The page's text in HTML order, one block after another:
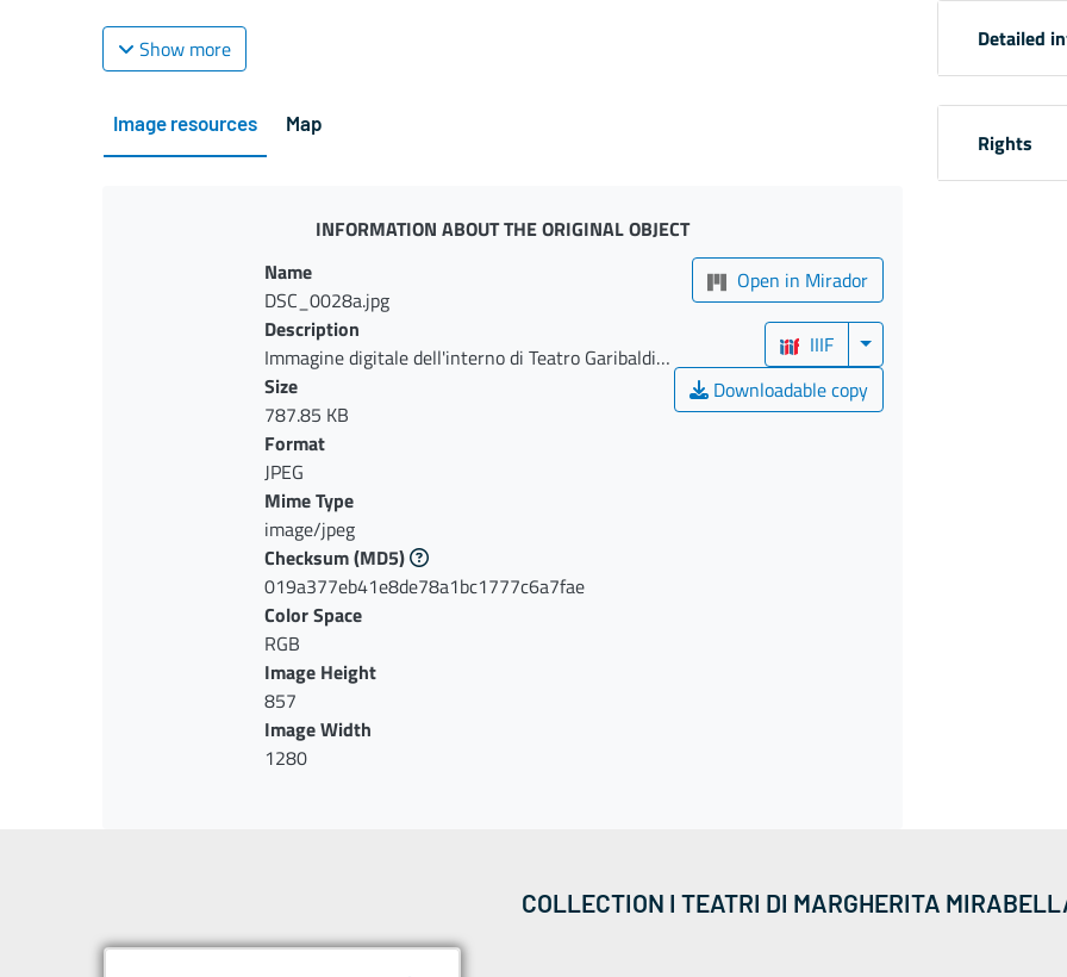
Show more
Image resources Map
INFORMATION ABOUT THE ORIGINAL OBJECT
Open in Mirador
IIIF
Downloadable copy
Name
DSC_0028a.jpg
Description
Immagine digitale dell'interno di Teatro Garibaldi
di Bisceglie
Size
787.85 KB
Format
JPEG
Mime Type
image/jpeg
Checksum(MD5)
019a377eb41e8de78a1bc1777c6a7fae
Color Space
RGB
Image Height
857
Image Width
1280
Detailed
Rights
COLLECTION I TEATRI DI MARGHERITA